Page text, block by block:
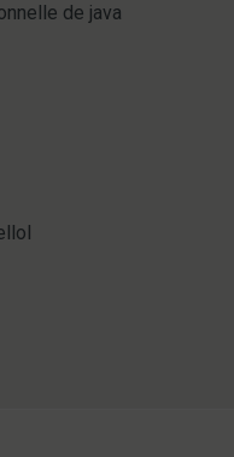
de java